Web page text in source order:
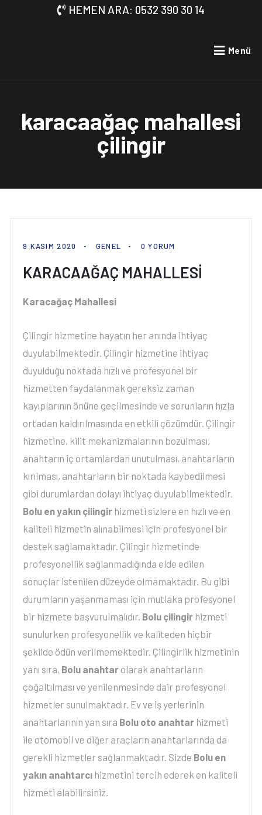
HEMEN ARA: 0532 390 30 14
Menü
karacaağaç mahallesi
çilingir
9 KASIM 2020 GENEL 0 YORUM
KARACAAĞAÇ MAHALLESİ
Karacağaç Mahallesi
Çilingir hizmetine hayatın her anında ihtiyaç
duyulabilmektedir. Çilingir hizmetine ihtiyaç
duyulduğu noktada hızlı ve profesyonel bir
hizmetten faydalanmak gereksiz zaman
kayıplarının önüne geçilmesinde ve sorunların hızla
ortadan kaldırılmasında en etkili çözümdür. Çilingir
hizmetine, kilit mekanizmalarının bozulması,
anahtarın iç ortamlardan unutulması, anahtarların
kırılması, anahtarların bir noktada kaybedilmesi
gibi durumlardan dolayı ihtiyaç duyulabilmektedir.
Bolu en yakın çilingir hizmeti sizlere en hızlı ve en
kaliteli hizmetin alınabilmesi için profesyonel bir
destek sağlamaktadır. Çilingir hizmetinde
profesyonellik sağlanmadığında elde edilen
sonuçlar istenilen düzeyde olmamaktadır. Bu gibi
durumların yaşanmaması için mutlaka profesyonel
bir hizmete başvurulmalıdır. Bolu çilingir hizmeti
sunulurken profesyonellik ve kaliteden hiçbir
şekilde ödün verilmemektedir. Çilingirlik hizmetinin
yanı sıra, Bolu anahtarolarak anahtarların
çoğaltılması ve yenilenmesinde dair profesyonel
hizmetler sunulmaktadır. Ev ve iş yerlerinin
anahtarlarının yan sıra Bolu oto anahtar hizmeti
ile otomobil ve diğer araçların anahtarlarında da
gerekli hizmetler sağlanmaktadır. Sizde Bolu en
yakın anahtarcıhizmetini tercih ederek en kaliteli
hizmeti alabilirsiniz.